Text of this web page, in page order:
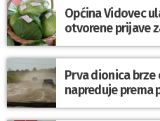
Općina Vidovec
otvorene prijave
Prva dionica brze
napreduje prema